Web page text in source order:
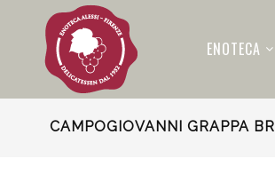
ENOTECA
CAMPOGIOVANNI GRAPPA